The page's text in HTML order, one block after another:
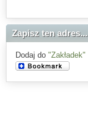
Zapisz ten adres...
Dodaj do "Zakładek"